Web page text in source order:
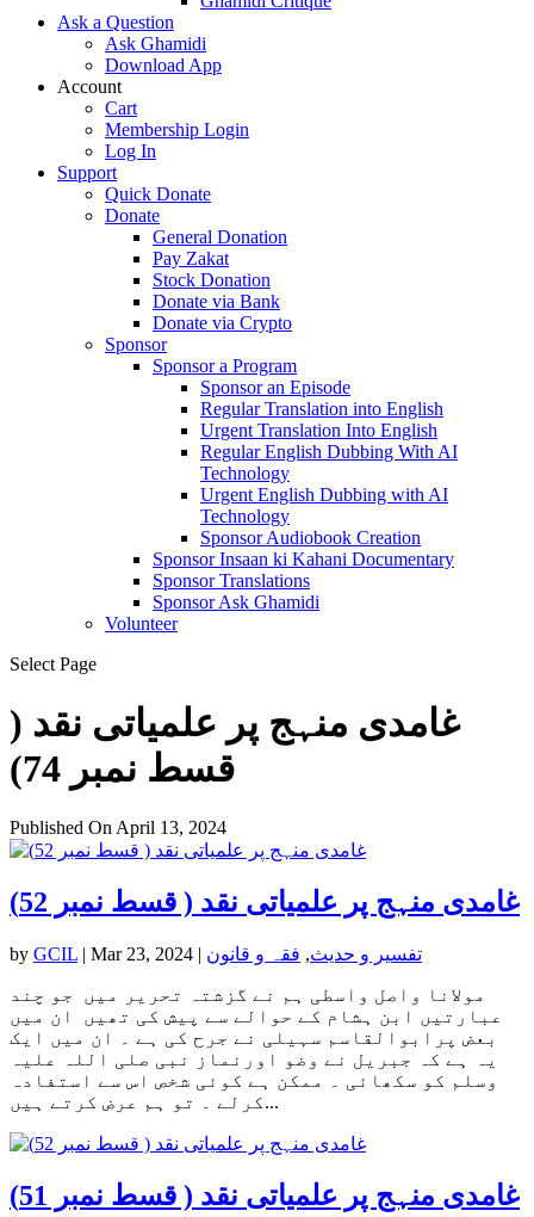
Ask a Question
Ask Ghamidi
Download App
Account
Cart
Membership Login
Log In
Support
Quick Donate
Donate
General Donation
Pay Zakat
Stock Donation
Donate via Bank
Donate via Crypto
Sponsor
Sponsor a Program
Sponsor an Episode
Regular Translation into English
Urgent Translation Into English
Regular English Dubbing With AI
Technology
Urgent English Dubbing with AI
Technology
Sponsor Audiobook Creation
Sponsor Insaan ki Kahani Documentary
Sponsor Translations
Sponsor Ask Ghamidi
Volunteer
Select Page
غامدی منہج پر علمیاتی نقد (
قسط نمبر 74)
Published On April 13, 2024
غامدی منہج پر علمیاتی نقد ( قسط نمبر 52)
by GCIL | Mar 23, 2024 | تفسیر و حدیث, فقہ و قانون
مولانا واصل واسطی ہم نے گزشتہ تحریر میں جو چند
عبارتیں ابن ہشام کے حوالے سے پیش کی تھیں ان میں
بعض پرابوالقاسم سہیلی نے جرح کی ہے ۔ ان میں ایک
یہ ہے کہ جبریل نے وضو اورنماز نبی صلی اللہ علیہ
وسلم کو سکھائی ۔ ممکن ہے کوئی شخص اس سے استفادہ
کرلے ۔ تو ہم عرض کرتے ہیں...
غامدی منہج پر علمیاتی نقد ( قسط نمبر 51)